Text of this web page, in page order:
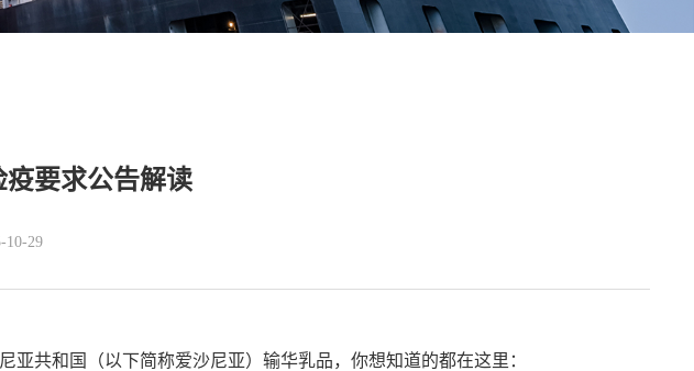
要求公告解读
10-29
共和国（以下简称爱沙尼亚）输华乳品，你想知道的都在这里：